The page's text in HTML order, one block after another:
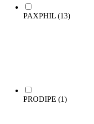
PAXPHIL (13)
PRODIPE (1)